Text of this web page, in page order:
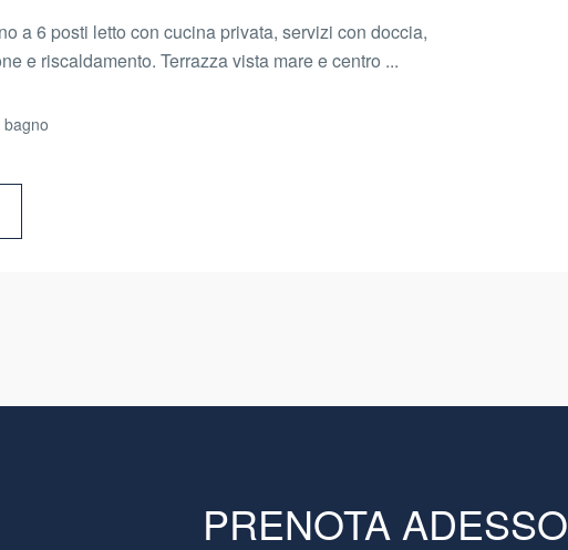
a 6 posti letto con cucina privata, servizi con doccia,
e riscaldamento. Terrazza vista mare e centro ...
bagno
PRENOTA ADESSO